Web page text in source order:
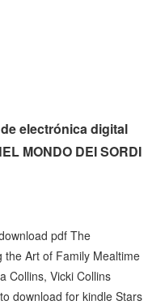
electrónica digital
MONDO DEI SORDI
pdf The
the Art of Family Mealtime
Collins, Vicki Collins
download for kindle Stars